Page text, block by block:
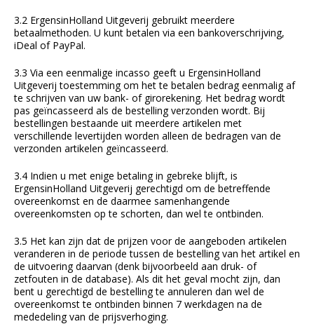
3.2 ErgensinHolland Uitgeverij gebruikt meerdere
betaalmethoden. U kunt betalen via een bankoverschrijving,
iDeal of PayPal.
3.3 Via een eenmalige incasso geeft u ErgensinHolland
Uitgeverij toestemming om het te betalen bedrag eenmalig af
te schrijven van uw bank- of girorekening. Het bedrag wordt
pas geïncasseerd als de bestelling verzonden wordt. Bij
bestellingen bestaande uit meerdere artikelen met
verschillende levertijden worden alleen de bedragen van de
verzonden artikelen geïncasseerd.
3.4 Indien u met enige betaling in gebreke blijft, is
ErgensinHolland Uitgeverij gerechtigd om de betreffende
overeenkomst en de daarmee samenhangende
overeenkomsten op te schorten, dan wel te ontbinden.
3.5 Het kan zijn dat de prijzen voor de aangeboden artikelen
veranderen in de periode tussen de bestelling van het artikel en
de uitvoering daarvan (denk bijvoorbeeld aan druk- of
zetfouten in de database). Als dit het geval mocht zijn, dan
bent u gerechtigd de bestelling te annuleren dan wel de
overeenkomst te ontbinden binnen 7 werkdagen na de
mededeling van de prijsverhoging.